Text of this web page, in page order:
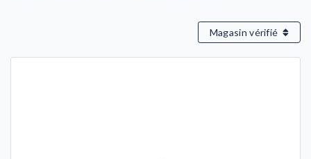
Magasin vérifié